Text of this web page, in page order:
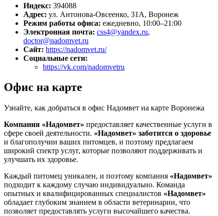
Индекс: 394088
Адрес: ул. Антонова-Овсеенко, 31А, Воронеж
Режим работы офиса: ежедневно, 10:00–21:00
Электронная почта: css4@yandex.ru,
doctor@nadomvet.ru
Сайт: https://nadomvet.ru/
Социальные сети:
https://vk.com/nadomvetru
Офис на карте
Узнайте, как добраться в офис Надомвет на карте Воронежа
Компания «Надомвет» предоставляет качественные услуги в
сфере своей деятельности. «Надомвет» заботится о здоровье
и благополучии ваших питомцев, и поэтому предлагаем
широкий спектр услуг, которые позволяют поддерживать и
улучшать их здоровье.
Каждый питомец уникален, и поэтому компания «Надомвет»
подходит к каждому случаю индивидуально. Команда
опытных и квалифицированных специалистов «Надомвет»
обладает глубоким знанием в области ветеринарии, что
позволяет предоставлять услуги высочайшего качества.